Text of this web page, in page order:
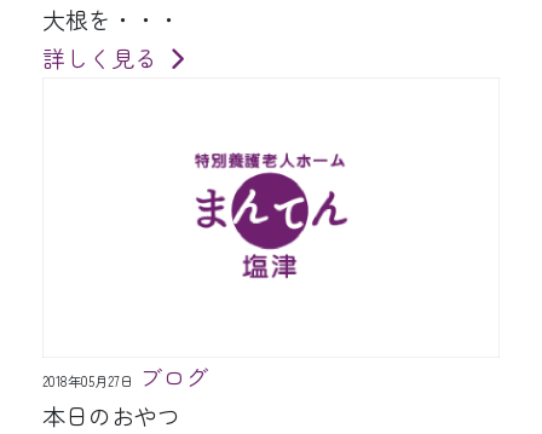
大根を・・・
詳しく見る
2018年05月27日
ブログ
本日のおやつ